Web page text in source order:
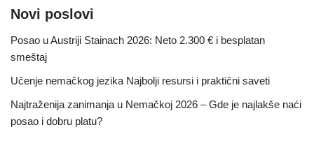
Novi poslovi
Posao u Austriji Stainach 2026: Neto 2.300 € i besplatan
smeštaj
Učenje nemačkog jezika Najbolji resursi i praktični saveti
Najtraženija zanimanja u Nemačkoj 2026 – Gde je najlakše naći
posao i dobru platu?